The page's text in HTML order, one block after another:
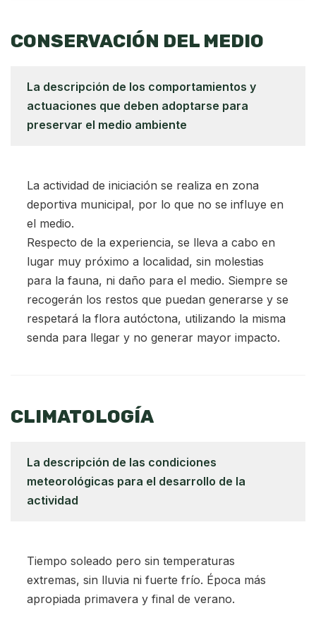
CONSERVACIÓN DEL MEDIO
La descripción de los comportamientos y
actuaciones que deben adoptarse para
preservar el medio ambiente
La actividad de iniciación se realiza en zona
deportiva municipal, por lo que no se influye en
el medio.
Respecto de la experiencia, se lleva a cabo en
lugar muy próximo a localidad, sin molestias
para la fauna, ni daño para el medio. Siempre se
recogerán los restos que puedan generarse y se
respetará la flora autóctona, utilizando la misma
senda para llegar y no generar mayor impacto.
CLIMATOLOGÍA
La descripción de las condiciones
meteorológicas para el desarrollo de la
actividad
Tiempo soleado pero sin temperaturas
extremas, sin lluvia ni fuerte frío. Época más
apropiada primavera y final de verano.